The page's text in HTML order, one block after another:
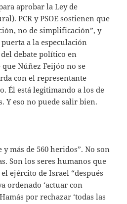
aprobar la Ley de
PCR y PSOE sostienen que
no de simplificación”, y
a la especulación
debate político en
Núñez Feijóo no se
con el representante
Él está legitimando a los de
Y eso no puede salir bien.
y más de 560 heridos”. No son
Son los seres humanos que
ejército de Israel “después
ordenado ‘actuar con
por rechazar ‘todas las